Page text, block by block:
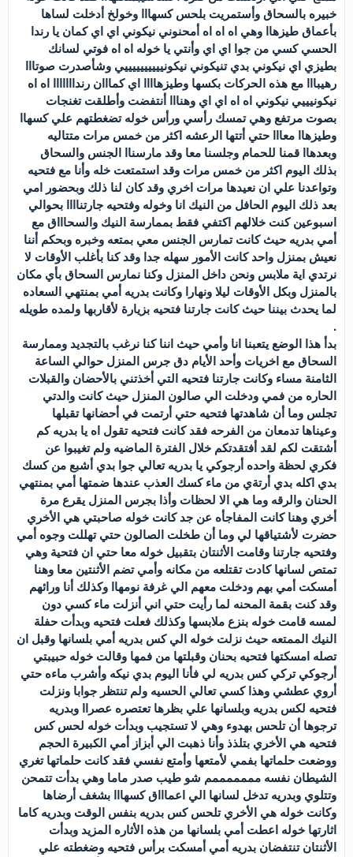
خبيره بالسحاق وأستمريت بلحس كسهااا وخولخ أدخلت لساها
بأعماق طيزهاا وهي اه اه اه أمحنوني نيكوني اي اي كمان يا رندا
الحسي كسي من جوا اي اي وأنتي يا خوله اه اه فوتي لسانك
بطيزي اي نيكوني بدي تنيكوني نيكونييييييييييي وشأصدرت صوتااا
رهيبااا مع هذه الحركات بكسها وطيزهاااا اي كمااان رندااااااا اه اه
نيكونيييي نيكوني اه اه اي اي وهنااا أنتفضت وأطلقت تغنجات
بصوت مرتفع وهي تمسك رأسي ورأس خوله تضغطتهم علي كسهاا
وطيزهاا معااا حتي أتتها الرعشه اكثر من خمس مرات متتاليه
وبعدهاا قمنا للحمام وجلسنا معا وقد مارسناا الجنس والسحاق
بذلك اليوم اكثر من خمس مرات وقد استمتعت خله وأنا مع فتحيه
وتواعدنا علي ان نعيدها مرات اخري وقد كان لنا ذلك وبحضور امي
بعد ذلك اليوم الحافل من النيك انا وخوله وفتحيه جارتناااا بحوالي
اسبوعين كنت خلالهم اكتفي فقط بممارسة النيك والسحاااق مع
أمي بدريه حيث كانت تمارس الجنس معي بمتعه وخبره وبحكم أننا
نعيش بمنزل واحد كانت الأمور سهله جدا وقد كنا بأغلب الأوقات لا
نرتدي اية ملابس ونحن داخل المنزل وكنا نمارس السحاق بأي مكان
بالمنزل وبكل الأوقات ليلا ونهارا وكانت بدريه أمي بمنتهي السعاده
لما يحدث بيننا حيث كانت جارتنا فتحيه بزيارة لأقاربها ولمده طويله
.
بدأ هذا الوضع يتعبنا انا وأمي حيث اننا كنا نرغب بالتجديد وممارسة
السحاق مع اخريات وأحد الأيام دق جرس المنزل حوالي الساعة
الثامنة مساء وكانت جارتنا فتحيه التي أخذتني بالأحضان والقبلات
الحاره من فمي ودخلت الي صالون المنزل حيث كانت والدتي
تجلس وما أن شاهدتها فتحيه حتي أرتمت في أحضانها تقبلها
وعيناها تدمعان من الفرحه فقد كانت فتحيه تقول اه يا بدريه كم
أشتقت لكم لقد أفتقدتكم خلال الفترة الماضيه ولم تغيبوا عن
فكري لحظة واحده أرجوكي يا بدريه تعالي جوا بدي أشبع من كسك
بدي اكله بدي أرتةي من ماء كسك العذب عندها ضمتها أمي بمنتهي
الحنان والرقه وما هي الا لحظات وأذا بجرس المنزل يقرع مرة
أخري وهنا كانت المفاجأه عن جد كانت خوله صاحبتي هي الأخري
حضرت لأشتياقها لي وما أن طخلت الصالون حتي تهللت وجوه أمي
وفتحيه جارتنا وقامت الأثنتان بتقبيل خوله معا حتي ان فتحية وهي
تمتص لسانها كادت تقتلعه من مكانه وأمي تضم الأثنتين معا وهنا
أمسكت أمي بهم ودخلت معهم الي غرفة نومهاا وكذلك أنا ورائهم
وقد كنت بقمة المحنه لما رأيت حتي اني أنزلت ماء كسي دون
لمسه قامت خوله بنزع ملابسها وكذلك فعلت فتحيه وبدأت حفلة
النيك الممتعه حيث نزلت خوله الي كس بدريه أمي بلسانها وقبل ان
تصله امسكتها فتحيه بحنان وقبلتها من فمها وقالت خوله حبيبتي
أرجوكي تركي كس بدريه لي فأنا اليوم بدي نيكه وأشرب ماءه حتي
أروي عطشي وهذا كسي تعالي الحسيه ولم تنتظر جوابا ونزلت
فتحيه لكس بدريه وبلسانها علي بظرها تعتصره عصراا وبدريه
ترجوها أن تلحس بهدوء وهي لا تستجيب وبدأت خوله لحس كس
فتحيه هي الأخري بتلذذ وأنا ذهبت الي أبزاز أمي الكبيرة الحجم
ووضعت حلماتها بفمي لأمتعها وأمتع نفسي فقد كانت حلماتها تغري
الشيطان نفسه مممممممم شو طيب صدر ماما وهي بدأت تتمحن
وتتلوي وبدريه تدخل لسانها الي اعماااق كسهااا بشغف أرضاها
وكانت خوله هي الأخري تلحس كس بدريه بنفس الوقت وبدريه كاما
اثارتها خوله اعطت أمي بلسانها من هذه الأثاره المزيد وبدأت
الأثنتان تنتفضان بدريه أمي أمسكت برأس فتحيه وضغطته علي